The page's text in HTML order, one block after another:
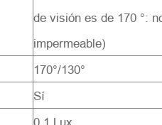
de visión es de 170 °:
impermeable)
170°/130°
Sí
0.1 Lux